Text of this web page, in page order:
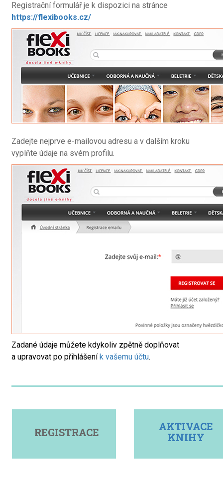
Registrační formulář je k dispozici na stránce
https://flexibooks.cz/
Zadejte nejprve e-mailovou adresu a v dalším kroku
vyplňte údaje na svém profilu.
Zadané údaje můžete kdykoliv zpětně doplňovat
a upravovat po přihlášeník vašemu účtu.
REGISTRACE
AKTIVACE
KNIHY